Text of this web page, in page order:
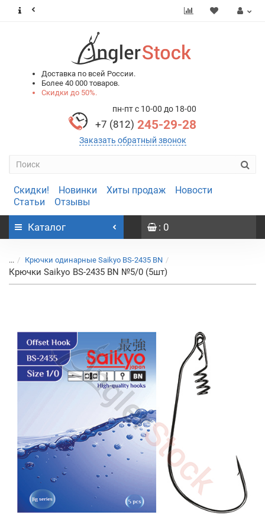
Доставка по всей России.
Более 40 000 товаров.
Скидки до 50%.
пн-пт с 10-00 до 18-00
+7 (812) 245-29-28
Заказать обратный звонок
Скидки! Новинки Хиты продаж
Новости
Статьи
Отзывы
Каталог : 0
... Крючки одинарные Saikyo BS-2435 BN
Крючки Saikyo BS-2435 BN №5/0 (5шт)